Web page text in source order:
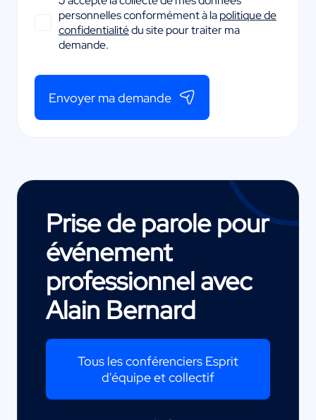
personnelles conformément à lapolitique de
confidentialitédu site pour traiter ma
demande.
Envoyer ma demande
Prise de parole pour
événement
professionnel avec
Alain Bernard
Tous les conférenciers Esprit
d'équipe et collectif